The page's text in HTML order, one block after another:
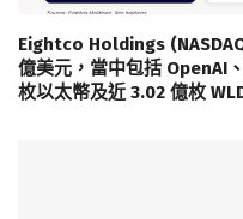
Eightco Holdings
億美元，當中包括
枚以太幣及近 3.02 億枚